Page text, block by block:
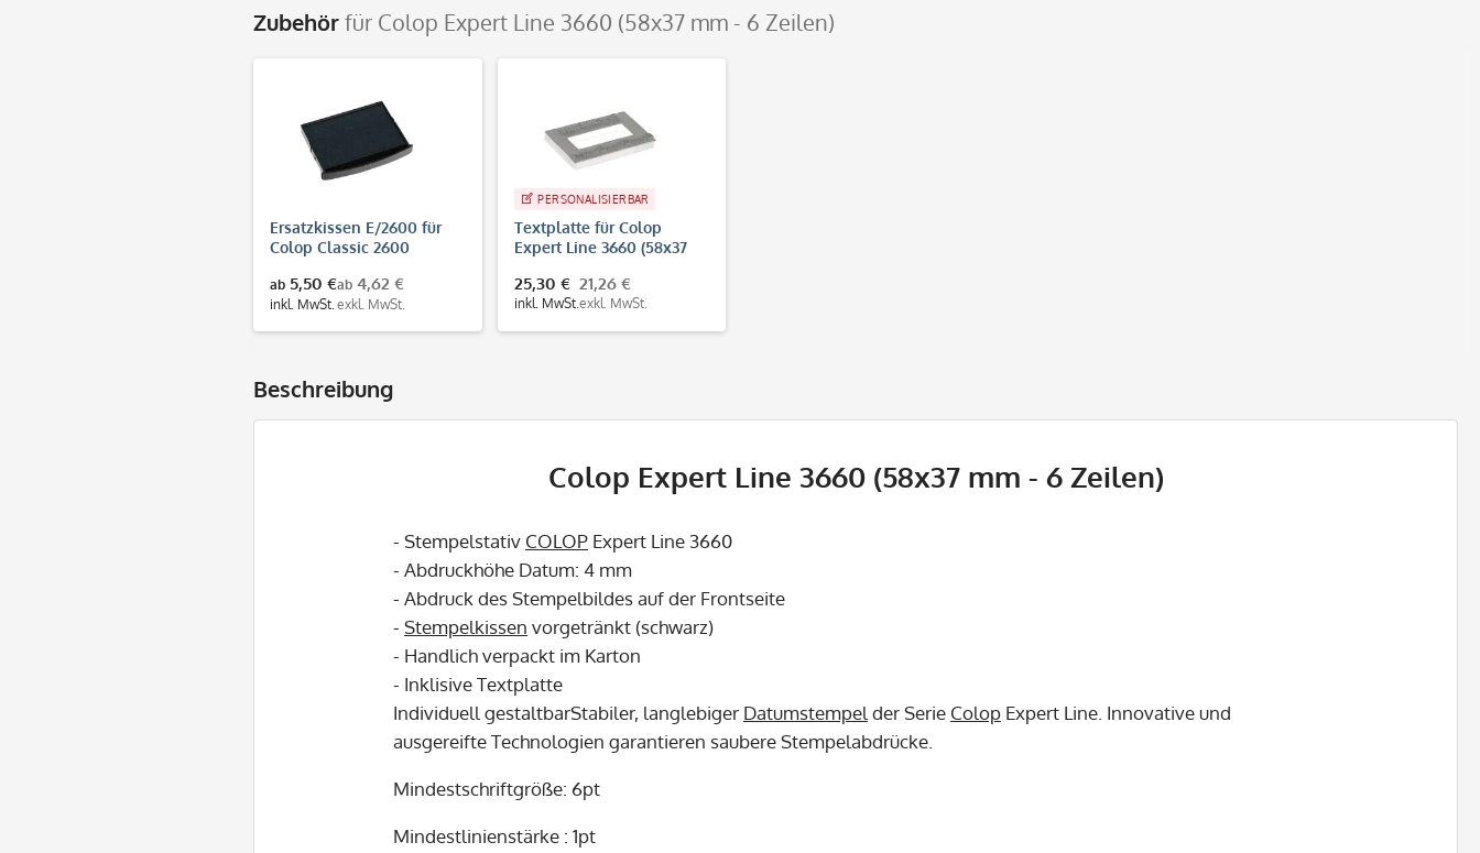
Zubehörfür Colop Expert Line 3660 (58x37 mm - 6 Zeilen)
Ersatzkissen E/2600 für
Colop Classic 2600
ab 5,50 €
inkl. MwSt.
ab 4,62 €
exkl. MwSt.
PERSONALISIERBAR
Textplatte für Colop
Expert Line 3660 (58x37
25,30 €
inkl. MwSt.
21,26 €
exkl. MwSt.
Beschreibung
Colop Expert Line 3660 (58x37 mm - 6 Zeilen)
- Stempelstativ COLOP Expert Line 3660
- Abdruckhöhe Datum: 4 mm
- Abdruck des Stempelbildes auf der Frontseite
- Stempelkissen vorgetränkt (schwarz)
- Handlich verpackt im Karton
- Inklisive Textplatte
Individuell gestaltbarStabiler, langlebiger Datumstempel der Serie Colop Expert Line. Innovative und
ausgereifte Technologien garantieren saubere Stempelabdrücke.
Mindestschriftgröße: 6pt
Mindestlinienstärke : 1pt